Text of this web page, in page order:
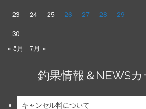
23
24 25 26 27 28
29
30
« 5月
7月 »
釣果情報＆NEWSカ
キャンセル料について